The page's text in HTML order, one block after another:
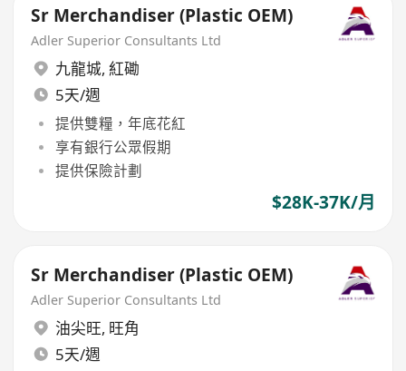
Sr Merchandiser (Plastic OEM)
Adler Superior Consultants Ltd
九龍城, 紅磡
5天/週
提供雙糧，年底花紅
享有銀行公眾假期
提供保險計劃
$28K-37K/月
Sr Merchandiser (Plastic OEM)
Adler Superior Consultants Ltd
油尖旺, 旺角
5天/週